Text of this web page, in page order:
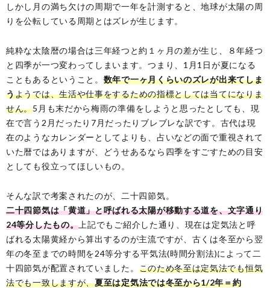
しかし月の満ち欠けの周期で一年を計測すると、地球が太陽の周
りを公転している周期とはズレが生じます。
純粋な太陰暦の場合は三年経つと約１ヶ月の差が生じ、８年経つ
と四季が一つ変わってしまいます。つまり、1月1日が夏になる
こともあるということ。 数年で一ヶ月くらいのズレが出来てしま
うようでは、生活や仕事をするための指標としては当てになりま
せん。5月も末だから梅雨の準備をしようと思ったとしても、現
在で言う2月だったり7月だったりブレブレな訳です。古代は現
在のようなカレンダーとしてよりも、占いなどの面で重視されて
いた暦ではありますが、どうせあるなら四季をすごすための目安
としても役立ってほしいもの。
そんな訳で考案されたのが、二十四節気。
二十四節気は「黄道」と呼ばれる太陽が移動する道を、文字通り
24等分したもの。 上記でもご紹介した通り、現在は定気法と呼
ばれる太陽黄経から算出するのが主流ですが、古くは冬至から翌
年の冬至までの時間を24等分する平気法(時間分割法)によって二
十四節気が配置されていました。 このため冬至は定気法でも恒気
法でも一致しますが、夏至は定気法では冬至から1/2年＝約